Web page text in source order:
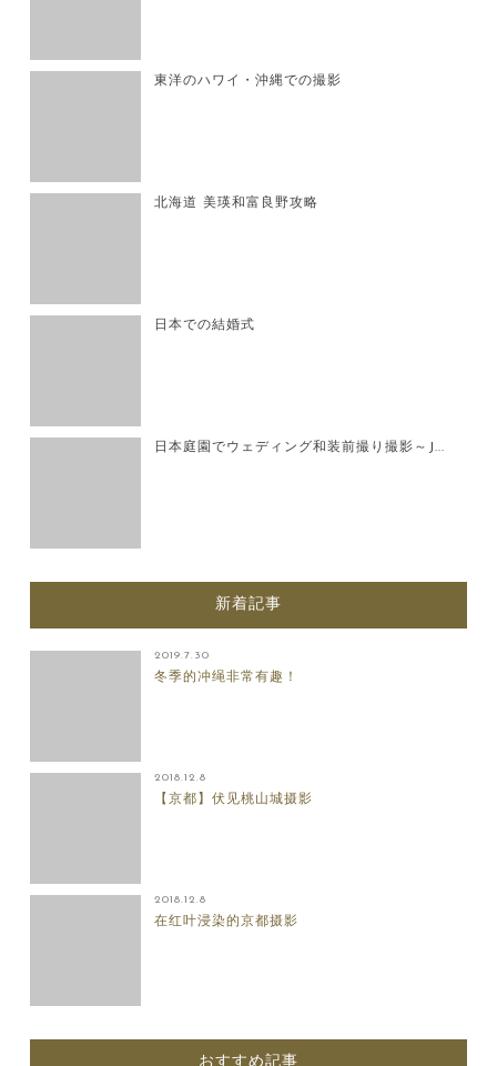
東洋のハワイ・沖縄での撮影
北海道 美瑛和富良野攻略
日本での結婚式
日本庭園でウェディング和装前撮り撮影～J...
新着記事
2019.7.30
冬季的冲绳非常有趣！
2018.12.8
【京都】伏见桃山城摄影
2018.12.8
在红叶浸染的京都摄影
おすすめ記事